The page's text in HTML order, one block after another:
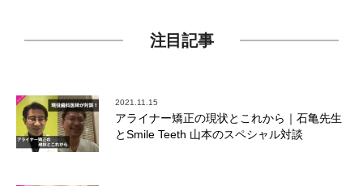
注目記事
2021.11.15
アライナー矯正の現状とこれから｜石亀先生
とSmile Teeth 山本のスペシャル対談